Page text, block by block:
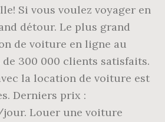
Si vous voulez voyager en
détour. Le plus grand
de voiture en ligne au
de 300 000 clients satisfaits.
la location de voiture est
Derniers prix :
Louer une voiture